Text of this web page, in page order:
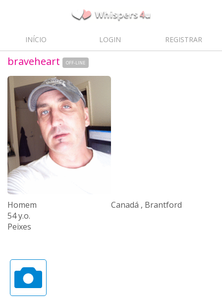
INÍCIO LOGIN REGISTRAR
braveheart OFF-LINE
Homem
54 y.o.
Peixes
Canadá , Brantford